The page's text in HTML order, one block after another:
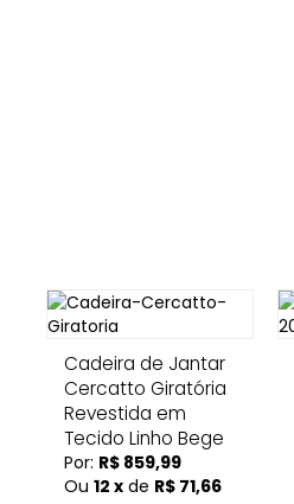
Cadeira de Jantar
Cercatto Giratória
Revestida em
Tecido Linho Bege
Por: R$ 859,99
Ou 12 x de R$ 71,66